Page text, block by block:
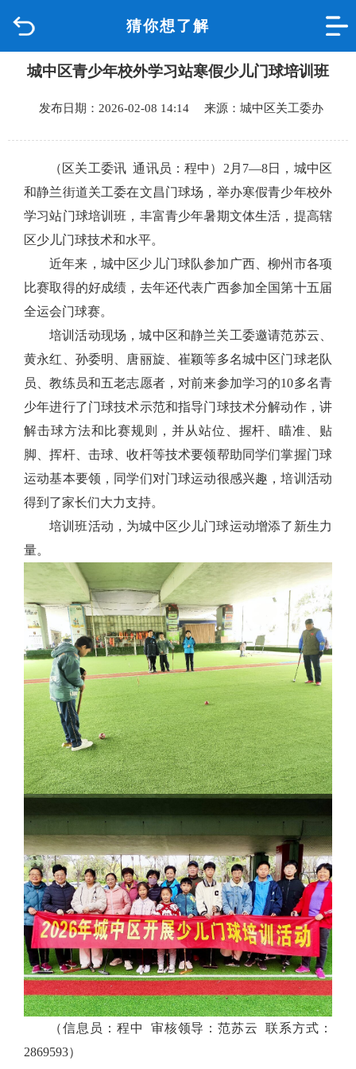
猜你想了解
品质城中
新闻中心
政府信息公开
互动回应
数据专题
城中区青少年校外学习站寒假少儿门球培训班
发布日期：2026-02-08 14:14 来源：城中区关工委办
（区关工委讯 通讯员：程中）2月7—8日，城中区
和静兰街道关工委在文昌门球场，举办寒假青少年校外
学习站门球培训班，丰富青少年暑期文体生活，提高辖
区少儿门球技术和水平。
近年来，城中区少儿门球队参加广西、柳州市各项
比赛取得的好成绩，去年还代表广西参加全国第十五届
全运会门球赛。
培训活动现场，城中区和静兰关工委邀请范苏云、
黄永红、孙委明、唐丽旋、崔颖等多名城中区门球老队
员、教练员和五老志愿者，对前来参加学习的10多名青
少年进行了门球技术示范和指导门球技术分解动作，讲
解击球方法和比赛规则，并从站位、握杆、瞄准、贴
脚、挥杆、击球、收杆等技术要领帮助同学们掌握门球
运动基本要领，同学们对门球运动很感兴趣，培训活动
得到了家长们大力支持。
培训班活动，为城中区少儿门球运动增添了新生力
量。
（信息员：程中 审核领导：范苏云 联系方式：
2869593）